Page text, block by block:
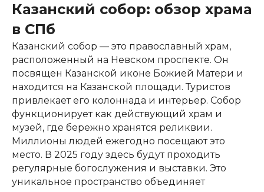
Казанский собор: обзор храма
в СПб
Казанский собор — это православный храм,
расположенный на Невском проспекте. Он
посвящен Казанской иконе Божией Матери и
находится на Казанской площади. Туристов
привлекает его колоннада и интерьер. Собор
функционирует как действующий храм и
музей, где бережно хранятся реликвии.
Миллионы людей ежегодно посещают это
место. В 2025 году здесь будут проходить
регулярные богослужения и выставки. Это
уникальное пространство объединяет